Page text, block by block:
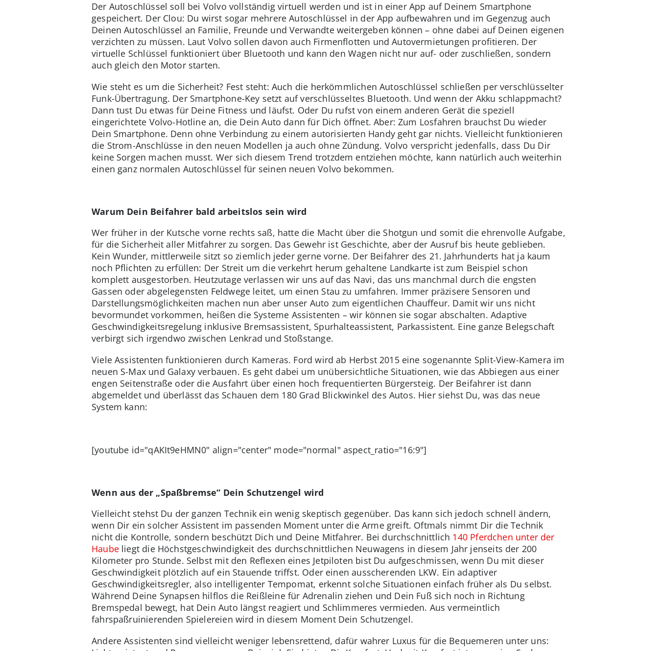
Der Autoschlüssel soll bei Volvo vollständig virtuell werden und ist in einer App auf Deinem Smartphone
gespeichert. Der Clou: Du wirst sogar mehrere Autoschlüssel in der App aufbewahren und im Gegenzug auch
Deinen Autoschlüssel an Familie, Freunde und Verwandte weitergeben können – ohne dabei auf Deinen eigenen
verzichten zu müssen. Laut Volvo sollen davon auch Firmenflotten und Autovermietungen profitieren. Der
virtuelle Schlüssel funktioniert über Bluetooth und kann den Wagen nicht nur auf- oder zuschließen, sondern
auch gleich den Motor starten.
Wie steht es um die Sicherheit? Fest steht: Auch die herkömmlichen Autoschlüssel schließen per verschlüsselter
Funk-Übertragung. Der Smartphone-Key setzt auf verschlüsseltes Bluetooth. Und wenn der Akku schlappmacht?
Dann tust Du etwas für Deine Fitness und läufst. Oder Du rufst von einem anderen Gerät die speziell
eingerichtete Volvo-Hotline an, die Dein Auto dann für Dich öffnet. Aber: Zum Losfahren brauchst Du wieder
Dein Smartphone. Denn ohne Verbindung zu einem autorisierten Handy geht gar nichts. Vielleicht funktionieren
die Strom-Anschlüsse in den neuen Modellen ja auch ohne Zündung. Volvo verspricht jedenfalls, dass Du Dir
keine Sorgen machen musst. Wer sich diesem Trend trotzdem entziehen möchte, kann natürlich auch weiterhin
einen ganz normalen Autoschlüssel für seinen neuen Volvo bekommen.
Warum Dein Beifahrer bald arbeitslos sein wird
Wer früher in der Kutsche vorne rechts saß, hatte die Macht über die Shotgun und somit die ehrenvolle Aufgabe,
für die Sicherheit aller Mitfahrer zu sorgen. Das Gewehr ist Geschichte, aber der Ausruf bis heute geblieben.
Kein Wunder, mittlerweile sitzt so ziemlich jeder gerne vorne. Der Beifahrer des 21. Jahrhunderts hat ja kaum
noch Pflichten zu erfüllen: Der Streit um die verkehrt herum gehaltene Landkarte ist zum Beispiel schon
komplett ausgestorben. Heutzutage verlassen wir uns auf das Navi, das uns manchmal durch die engsten
Gassen oder abgelegensten Feldwege leitet, um einen Stau zu umfahren. Immer präzisere Sensoren und
Darstellungsmöglichkeiten machen nun aber unser Auto zum eigentlichen Chauffeur. Damit wir uns nicht
bevormundet vorkommen, heißen die Systeme Assistenten – wir können sie sogar abschalten. Adaptive
Geschwindigkeitsregelung inklusive Bremsassistent, Spurhalteassistent, Parkassistent. Eine ganze Belegschaft
verbirgt sich irgendwo zwischen Lenkrad und Stoßstange.
Viele Assistenten funktionieren durch Kameras. Ford wird ab Herbst 2015 eine sogenannte Split-View-Kamera im
neuen S-Max und Galaxy verbauen. Es geht dabei um unübersichtliche Situationen, wie das Abbiegen aus einer
engen Seitenstraße oder die Ausfahrt über einen hoch frequentierten Bürgersteig. Der Beifahrer ist dann
abgemeldet und überlässt das Schauen dem 180 Grad Blickwinkel des Autos. Hier siehst Du, was das neue
System kann:
[youtube id="qAKIt9eHMN0" align="center" mode="normal" aspect_ratio="16:9"]
Wenn aus der „Spaßbremse“ Dein Schutzengel wird
Vielleicht stehst Du der ganzen Technik ein wenig skeptisch gegenüber. Das kann sich jedoch schnell ändern,
wenn Dir ein solcher Assistent im passenden Moment unter die Arme greift. Oftmals nimmt Dir die Technik
nicht die Kontrolle, sondern beschützt Dich und Deine Mitfahrer. Bei durchschnittlich 140 Pferdchen unter der
Haubeliegt die Höchstgeschwindigkeit des durchschnittlichen Neuwagens in diesem Jahr jenseits der 200
Kilometer pro Stunde. Selbst mit den Reflexen eines Jetpiloten bist Du aufgeschmissen, wenn Du mit dieser
Geschwindigkeit plötzlich auf ein Stauende triffst. Oder einen ausscherenden LKW. Ein adaptiver
Geschwindigkeitsregler, also intelligenter Tempomat, erkennt solche Situationen einfach früher als Du selbst.
Während Deine Synapsen hilflos die Reißleine für Adrenalin ziehen und Dein Fuß sich noch in Richtung
Bremspedal bewegt, hat Dein Auto längst reagiert und Schlimmeres vermieden. Aus vermeintlich
fahrspaßruinierenden Spielereien wird in diesem Moment Dein Schutzengel.
Andere Assistenten sind vielleicht weniger lebensrettend, dafür wahrer Luxus für die Bequemeren unter uns: